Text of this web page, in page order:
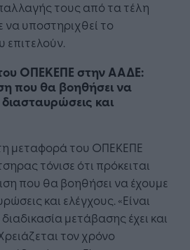
τους από τα τέλη
υποστηριχθεί το
επιτελούν.
ΟΠΕΚΕΠΕ στην ΑΑΔΕ:
που θα βοηθήσει να
και
μεταφορά του ΟΠΕΚΕΠΕ
τόνισε ότι πρόκειται
που θα βοηθήσει να έχουμε
και ελέγχους. «Είναι
μετάβασης έχει και
τον χρόνο